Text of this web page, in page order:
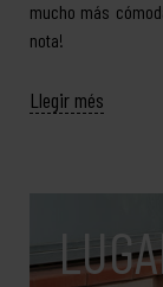
mucho más
nota!
Llegir més